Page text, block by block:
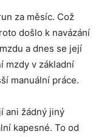
za měsíc. Což
došlo k navázání
a dnes se její
mzdy v základní
manuální práce.
ani žádný jiný
kapesné. To od